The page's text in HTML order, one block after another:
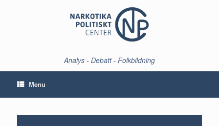
Analys - Debatt - Folkbildning
Menu